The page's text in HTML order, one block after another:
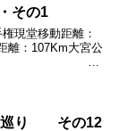
もとの池を囲む
・その1
現堂移動距離：
107Km大宮公
り その12